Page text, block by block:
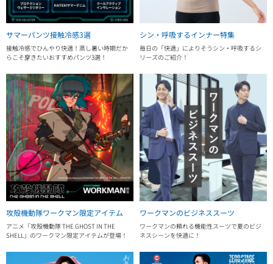
サマーパンツ接触冷感3選
接触冷感でひんやり快適！蒸し暑い時期だか
らこそ穿きたいおすすめパンツ3選！
シン・呼吸するインナー特集
毎日の「快適」によりそうシン・呼吸するシ
リーズのご紹介！
攻殻機動隊ワークマン限定アイテム
アニメ「攻殻機動隊 THE GHOST IN THE
SHELL」のワークマン限定アイテムが登場！
ワークマンのビジネススーツ
ワークマンの頼れる機能性スーツで夏のビジ
ネスシーンを快適に！